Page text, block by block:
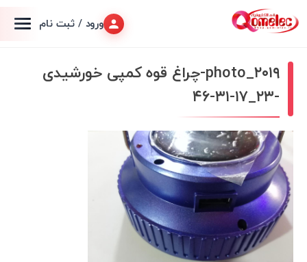
ورود / ثبت نام
photo_۲۰۱۹-چراغ قوه کمپی خورشیدی
-۲۳_۱۷-۳۱-۴۶